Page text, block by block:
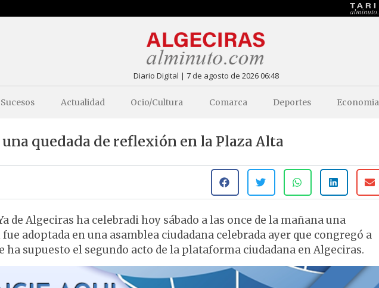
Diario Digital | 7 de agosto de 2026 06:48
Sucesos Actualidad Ocio/Cultura Comarca Deportes Economia
quedada de reflexión en la Plaza Alta
de Algeciras ha celebradi hoy sábado a las once de la mañana una
adoptada en una asamblea ciudadana celebrada ayer que congregó a
ha supuesto el segundo acto de la plataforma ciudadana en Algeciras.